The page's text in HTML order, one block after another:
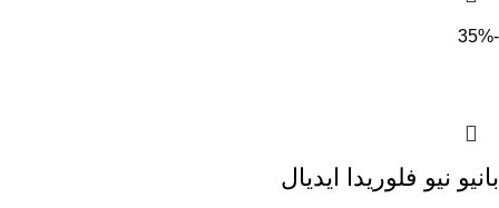
-35%
بانيو نيو فلوريدا ايديال